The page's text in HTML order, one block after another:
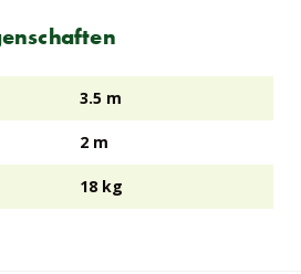
3.5 m
2 m
18 kg